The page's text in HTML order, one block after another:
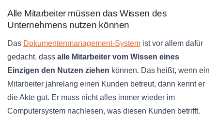
Alle Mitarbeiter müssen das Wissen des
Unternehmens nutzen können
Das Dokumentenmanagement-System ist vor allem dafür
gedacht, dass alle Mitarbeiter vom Wissen eines
Einzigen den Nutzen ziehen können. Das heißt, wenn ein
Mitarbeiter jahrelang einen Kunden betreut, dann kennt er
die Akte gut. Er muss nicht alles immer wieder im
Computersystem nachlesen, was diesen Kunden betrifft.